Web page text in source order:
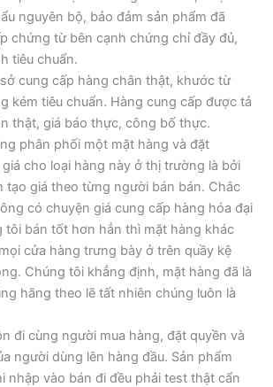
nguyên bộ, bảo đảm sản phẩm đã
chứng từ bên cạnh chứng chỉ đầy đủ,
tiêu chuẩn.
cung cấp hàng chân thật, khước từ
kém tiêu chuẩn. Hàng cung cấp được tả
thật, giá báo thực, công bố thực.
phân phối một mặt hàng và đặt
cho loại hàng này ở thị trường là bởi
tạo giá theo từng người bán bán. Chắc
có chuyện giá cung cấp hàng hóa đại
tôi bán tốt hơn hẳn thì mặt hàng khác
cửa hàng trưng bày ở trên quầy kệ
Chúng tôi khẳng định, mặt hàng đã là
hãng theo lẽ tất nhiên chúng luôn là
đi cùng người mua hàng, đặt quyền và
người dùng lên hàng đầu. Sản phẩm
nhập vào bán đi đều phải test thật cẩn